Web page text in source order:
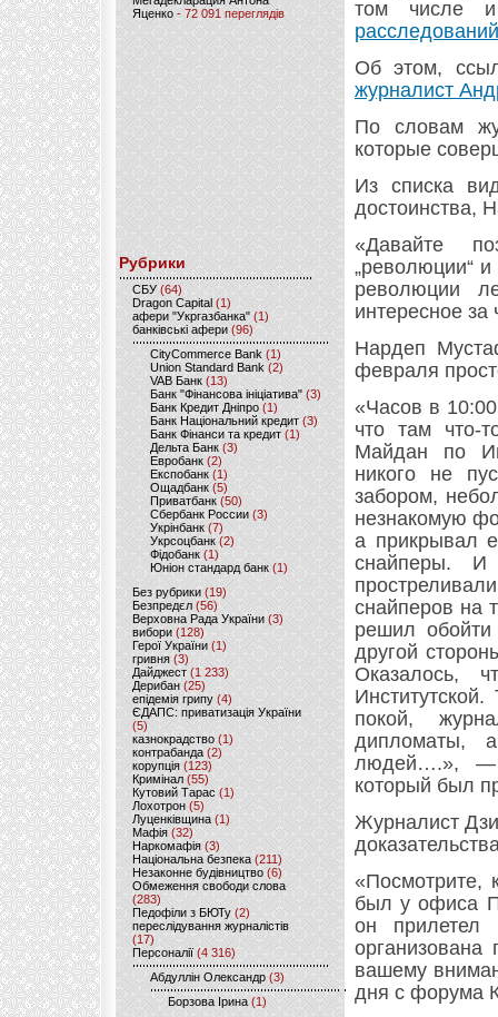
Яценко - 72 091 переглядів
Рубрики
CБУ (64)
Dragon Capital (1)
афери "Укргазбанка" (1)
банківські афери (96)
CityCommerce Bank (1)
Union Standard Bank (2)
VAB Банк (13)
Банк "Фінансова ініціатива" (3)
Банк Кредит Дніпро (1)
Банк Національний кредит (3)
Банк Фінанси та кредит (1)
Дельта Банк (3)
Евробанк(2)
Експобанк (1)
Ощадбанк(5)
Приватбанк (50)
Сбербанк России (3)
Укрінбанк(7)
Укрсоцбанк (2)
Фідобанк (1)
Юніон стандард банк(1)
Без рубрики (19)
Безпредєл(56)
Верховна Рада України (3)
вибори(128)
Герої України(1)
гривня (3)
Дайджест (1 233)
Дерибан (25)
епідемія грипу (4)
ЄДАПС: приватизація України
(5)
казнокрадство (1)
контрабанда (2)
корупція (123)
Кримінал (55)
Кутовий Тарас (1)
Лохотрон(5)
Луценківщина (1)
Мафія (32)
Наркомафія (3)
Національна безпека (211)
Незаконне будівництво(6)
Обмеження свободи слова
(283)
Педофіли з БЮТу (2)
переслідування журналістів
(17)
Персоналії (4 316)
Абдуллін Олександр (3)
Борзова Ірина(1)
том числе
Об этом,
журналист
По словам
которые
Из списка
достоинства,
«Давайте
„революции“
революции
интересное
Нардеп
февраля
«Часов в
что там что-
Майдан по
никого не
забором,
незнакомую
а прикрывал
снайперы. И
снайперов на
решил
другой
Оказалось,
покой,
дипломаты,
людей….», —
который был
Журналист
«Посмотрите,
был у офиса
он
вашему
дня с форума